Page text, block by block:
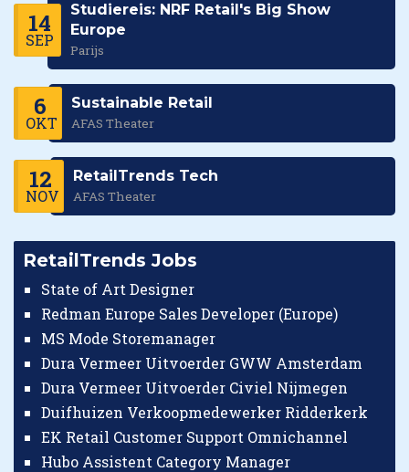
14
SEP
Studiereis: NRF Retail's Big Show
Europe
Parijs
6
OKT
Sustainable Retail
AFAS Theater
12
NOV
RetailTrends Tech
AFAS Theater
RetailTrends Jobs
State of Art Designer
Redman Europe Sales Developer (Europe)
MS Mode Storemanager
Dura Vermeer Uitvoerder GWW Amsterdam
Dura Vermeer Uitvoerder Civiel Nijmegen
Duifhuizen Verkoopmedewerker Ridderkerk
EK Retail Customer Support Omnichannel
Hubo Assistent Category Manager